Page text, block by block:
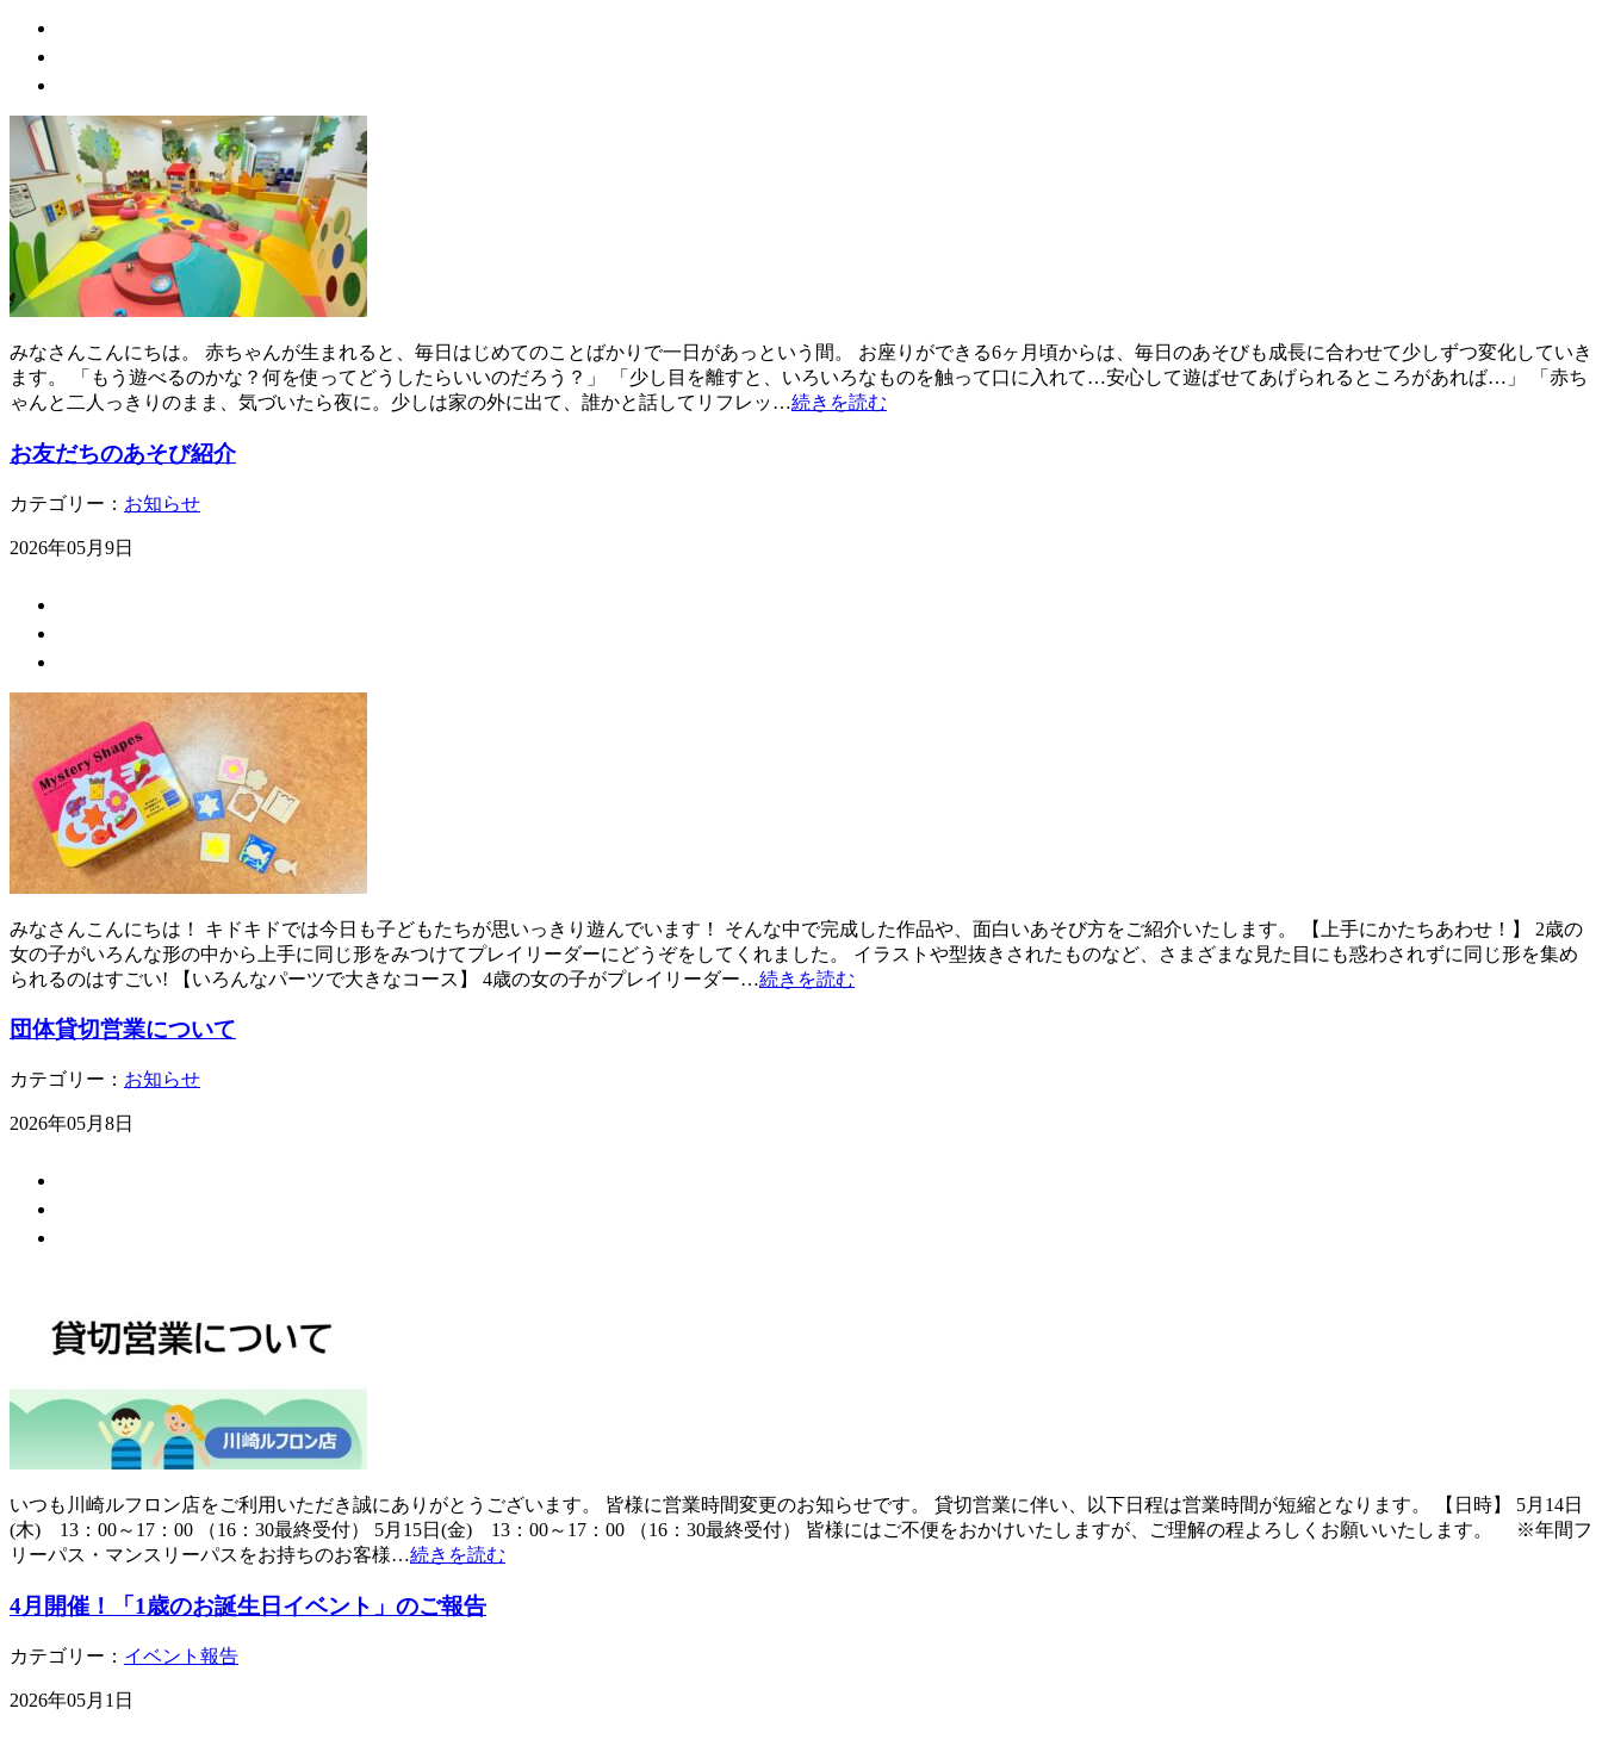
みなさんこんにちは。 赤ちゃんが生まれると、毎日はじめてのことばかりで一日があっという間。 お座りができる6ヶ月頃からは、毎日のあそびも成長に合わせて少しずつ変化していき
ます。 「もう遊べるのかな？何を使ってどうしたらいいのだろう？」 「少し目を離すと、いろいろなものを触って口に入れて…安心して遊ばせてあげられるところがあれば…」 「赤ち
ゃんと二人っきりのまま、気づいたら夜に。少しは家の外に出て、誰かと話してリフレッ…続きを読む
お友だちのあそび紹介
カテゴリー： お知らせ
2026年05月9日
みなさんこんにちは！ キドキドでは今日も子どもたちが思いっきり遊んでいます！ そんな中で完成した作品や、面白いあそび方をご紹介いたします。 【上手にかたちあわせ！】 2歳の
女の子がいろんな形の中から上手に同じ形をみつけてプレイリーダーにどうぞをしてくれました。 イラストや型抜きされたものなど、さまざまな見た目にも惑わされずに同じ形を集め
られるのはすごい! 【いろんなパーツで大きなコース】 4歳の女の子がプレイリーダー…続きを読む
団体貸切営業について
カテゴリー： お知らせ
2026年05月8日
いつも川崎ルフロン店をご利用いただき誠にありがとうございます。 皆様に営業時間変更のお知らせです。 貸切営業に伴い、以下日程は営業時間が短縮となります。 【日時】 5月14日
(木) 13：00～17：00 （16：30最終受付） 5月15日(金) 13：00～17：00 （16：30最終受付） 皆様にはご不便をおかけいたしますが、ご理解の程よろしくお願いいたします。 ※年間フ
リーパス・マンスリーパスをお持ちのお客様…続きを読む
4月開催！「1歳のお誕生日イベント」のご報告
カテゴリー： イベント報告
2026年05月1日